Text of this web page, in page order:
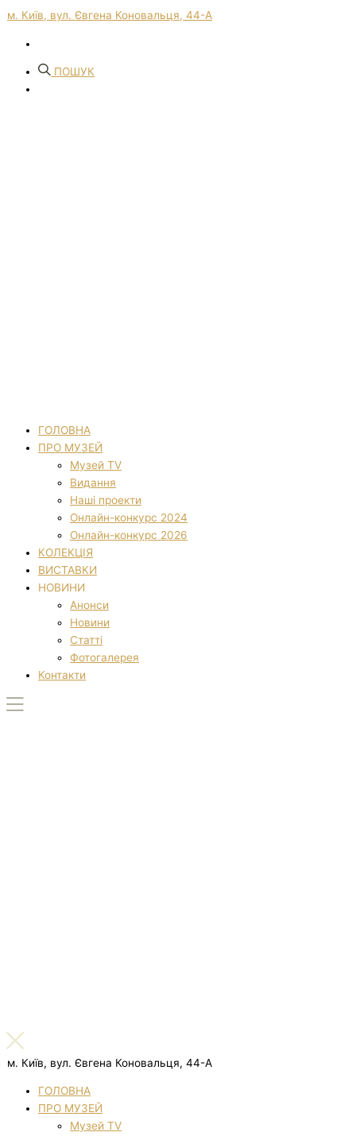
м. Київ, вул. Євгена Коновальця, 44-А
ПОШУК
ГОЛОВНА
ПРО МУЗЕЙ
Музей TV
Видання
Наші проекти
Онлайн-конкурс 2024
Онлайн-конкурс 2026
КОЛЕКЦІЯ
ВИСТАВКИ
НОВИНИ
Анонси
Новини
Статті
Фотогалерея
Контакти
м. Київ, вул. Євгена Коновальця, 44-А
ГОЛОВНА
ПРО МУЗЕЙ
Музей TV